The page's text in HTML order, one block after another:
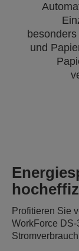
und
Profitieren Sie
WorkForce